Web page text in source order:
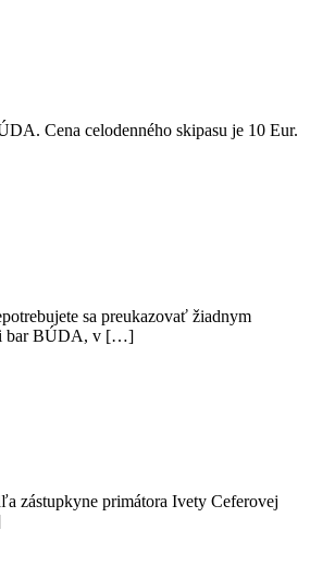
Cena celodenného skipasu je 10 Eur.
sa preukazovať žiadnym
bar BÚDA, v […]
zástupkyne primátora Ivety Ceferovej